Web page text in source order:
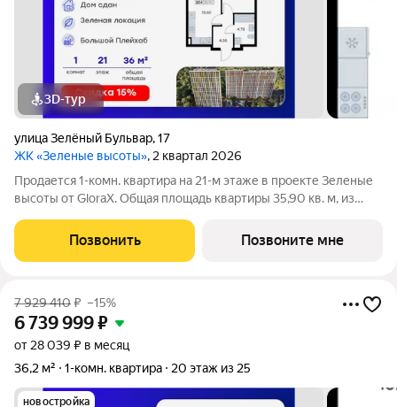
3D-тур
улица Зелёный Бульвар,17
ЖК «Зеленые высоты», 2 квартал 2026
Продается 1-комн. квартира на 21-м этаже в проекте Зеленые
высоты от GloraX. Общая площадь квартиры 35,90 кв. м, из
13,60 кв. м кухни. Номер квартиры - 204. Преимущества
квартиры:
Позвонить Позвоните мне
7 929 410₽ –15%
6 739 999₽
от 28 039 ₽ в месяц
36,2 м²
1-комн. квартира 20 этаж из 25
новостройка